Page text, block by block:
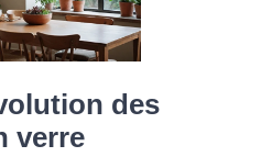
des
verre